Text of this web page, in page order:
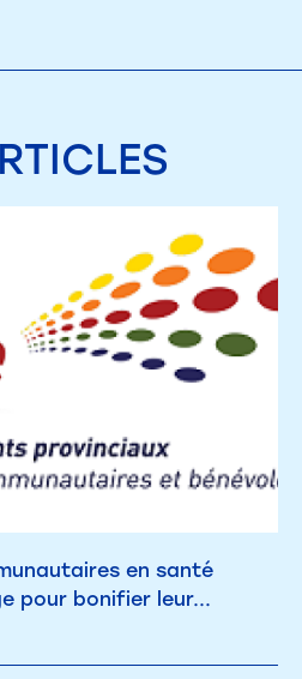
en santé
pour bonifier leur...